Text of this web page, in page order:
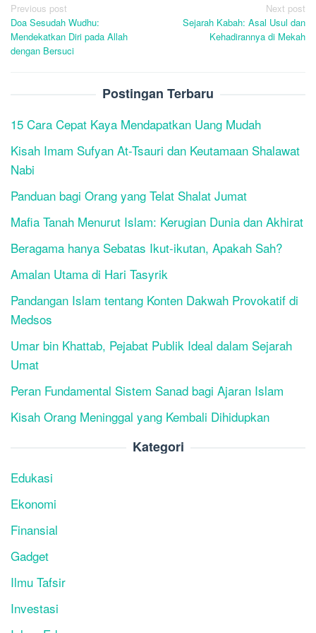
Post
navigation
Previous post
Doa Sesudah Wudhu:
Mendekatkan Diri pada Allah
dengan Bersuci
Next post
Sejarah Kabah: Asal Usul dan
Kehadirannya di Mekah
Postingan Terbaru
15 Cara Cepat Kaya Mendapatkan Uang Mudah
Kisah Imam Sufyan At-Tsauri dan Keutamaan Shalawat
Nabi
Panduan bagi Orang yang Telat Shalat Jumat
Mafia Tanah Menurut Islam: Kerugian Dunia dan Akhirat
Beragama hanya Sebatas Ikut-ikutan, Apakah Sah?
Amalan Utama di Hari Tasyrik
Pandangan Islam tentang Konten Dakwah Provokatif di
Medsos
Umar bin Khattab, Pejabat Publik Ideal dalam Sejarah
Umat
Peran Fundamental Sistem Sanad bagi Ajaran Islam
Kisah Orang Meninggal yang Kembali Dihidupkan
Kategori
Edukasi
Ekonomi
Finansial
Gadget
Ilmu Tafsir
Investasi